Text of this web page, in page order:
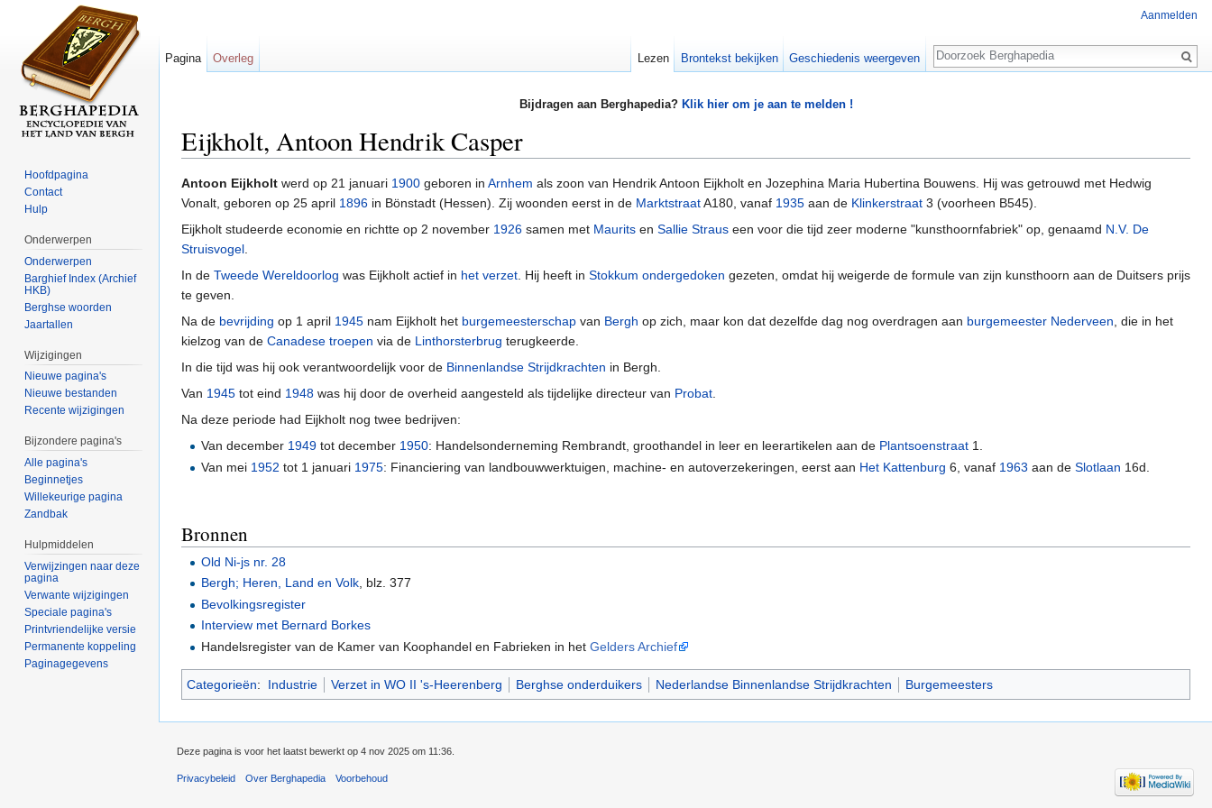
Bijdragen aan Berghapedia? Klik hier om je aan te melden !
Eijkholt, Antoon Hendrik Casper
Antoon Eijkholt werd op 21 januari 1900 geboren in Arnhem als zoon van Hendrik Antoon Eijkholt en Jozephina Maria Hubertina Bouwens. Hij was getrouwd met Hedwig
Vonalt, geboren op 25 april 1896 in Bönstadt (Hessen). Zij woonden eerst in de MarktstraatA180, vanaf 1935 aan de Klinkerstraat 3 (voorheen B545).
Eijkholt studeerde economie en richtte op 2 november 1926 samen met Maurits en Sallie Straus een voor die tijd zeer moderne "kunsthoornfabriek" op, genaamd N.V. De
Struisvogel.
In de Tweede Wereldoorlog was Eijkholt actief in het verzet. Hij heeft in Stokkum ondergedoken gezeten, omdat hij weigerde de formule van zijn kunsthoorn aan de Duitsers prijs
te geven.
Na de bevrijding op 1 april 1945 nam Eijkholt het burgemeesterschap van Bergh op zich, maar kon dat dezelfde dag nog overdragen aan burgemeester Nederveen, die in het
kielzog van de Canadese troepen via de Linthorsterbrug terugkeerde.
In die tijd was hij ook verantwoordelijk voor de Binnenlandse Strijdkrachten in Bergh.
Van 1945 tot eind 1948 was hij door de overheid aangesteld als tijdelijke directeur van Probat.
Na deze periode had Eijkholt nog twee bedrijven:
Van december 1949 tot december 1950: Handelsonderneming Rembrandt, groothandel in leer en leerartikelen aan de Plantsoenstraat 1.
Van mei 1952 tot 1 januari 1975: Financiering van landbouwwerktuigen, machine- en autoverzekeringen, eerst aan Het Kattenburg 6, vanaf 1963 aan deSlotlaan 16d.
Bronnen
Old Ni-js nr. 28
Bergh; Heren, Land en Volk, blz. 377
Bevolkingsregister
Interview met Bernard Borkes
Handelsregister van de Kamer van Koophandel en Fabrieken in hetGelders Archief
Categorieën: Industrie Verzet in WO II 's-Heerenberg Berghse onderduikers Nederlandse Binnenlandse Strijdkrachten Burgemeesters
Aanmelden
Pagina Overleg Lezen Brontekst bekijken Geschiedenis weergeven
Zoeken
Hoofdpagina
Contact
Hulp
Onderwerpen
Onderwerpen
Barghief Index (Archief
HKB)
Berghse woorden
Jaartallen
Wijzigingen
Nieuwe pagina's
Nieuwe bestanden
Recente wijzigingen
Bijzondere pagina's
Alle pagina's
Beginnetjes
Willekeurige pagina
Zandbak
Hulpmiddelen
Verwijzingen naar deze
pagina
Verwante wijzigingen
Speciale pagina's
Printvriendelijke versie
Permanente koppeling
Paginagegevens
Deze pagina is voor het laatst bewerkt op 4 nov 2025 om 11:36.
Privacybeleid Over Berghapedia Voorbehoud